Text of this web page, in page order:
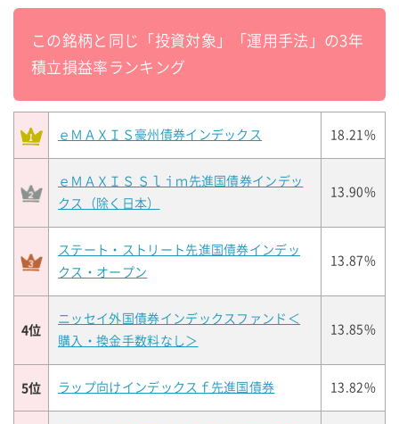
この銘柄と同じ「投資対象」「運用手法」の3年
積立損益率ランキング
ｅＭＡＸＩＳ豪州債券インデックス 18.21%
ｅＭＡＸＩＳ Ｓｌｉｍ先進国債券インデッ
クス（除く日本）
13.90%
ステート・ストリート先進国債券インデッ
クス・オープン
13.87%
4位
ニッセイ外国債券インデックスファンド＜
購入・換金手数料なし＞
13.85%
5位 ラップ向けインデックスｆ先進国債券 13.82%